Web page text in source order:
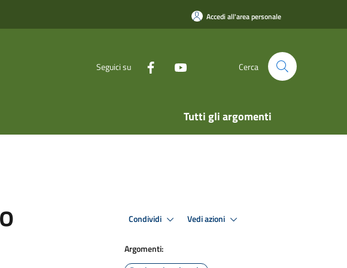
Accedi all'area personale
Seguici su Cerca
Tutti gli argomenti
Condividi Vedi azioni
Argomenti: